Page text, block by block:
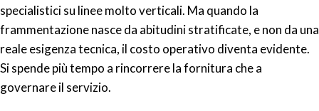
specialistici su linee molto verticali. Ma quando la
frammentazione nasce da abitudini stratificate, e non da una
reale esigenza tecnica, il costo operativo diventa evidente.
Si spende più tempo a rincorrere la fornitura che a
governare il servizio.